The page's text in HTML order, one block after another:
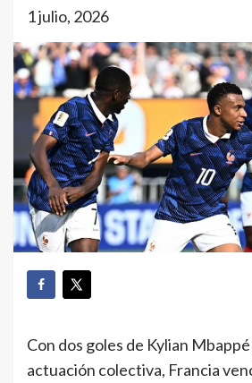
1 julio, 2026
Con dos goles de Kylian
actuación colectiva, Francia